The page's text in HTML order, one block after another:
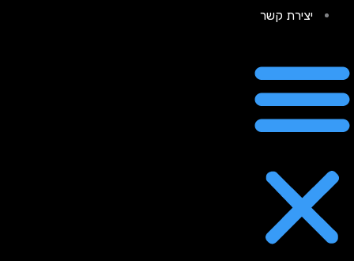
יצירת קשר